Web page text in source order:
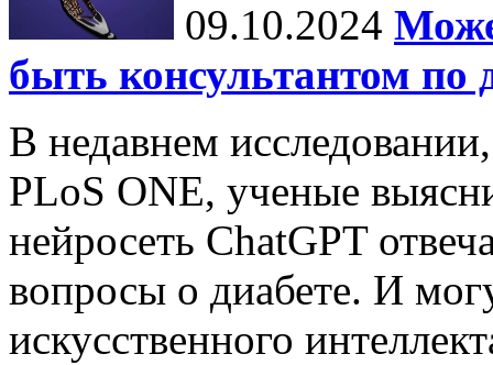
09.10.2024
быть консультантом по
В недавнем
PLoS ONE, ученые
нейросеть ChatGPT
вопросы о диабете. И
искусственного